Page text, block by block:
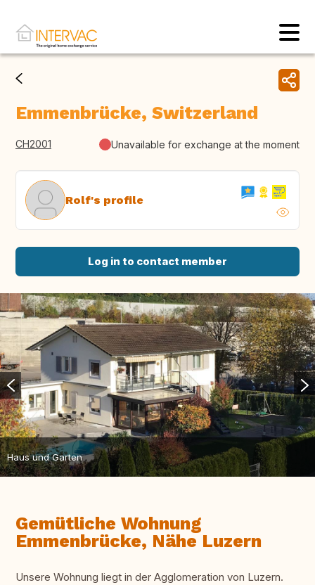
Emmenbrücke, Switzerland
CH2001 Unavailable for exchange at the moment
Rolf's profile
Log in to contact member
Haus und Garten
Gemütliche Wohnung
Emmenbrücke, Nähe Luzern
Unsere Wohnung liegt in der Agglomeration von Luzern.